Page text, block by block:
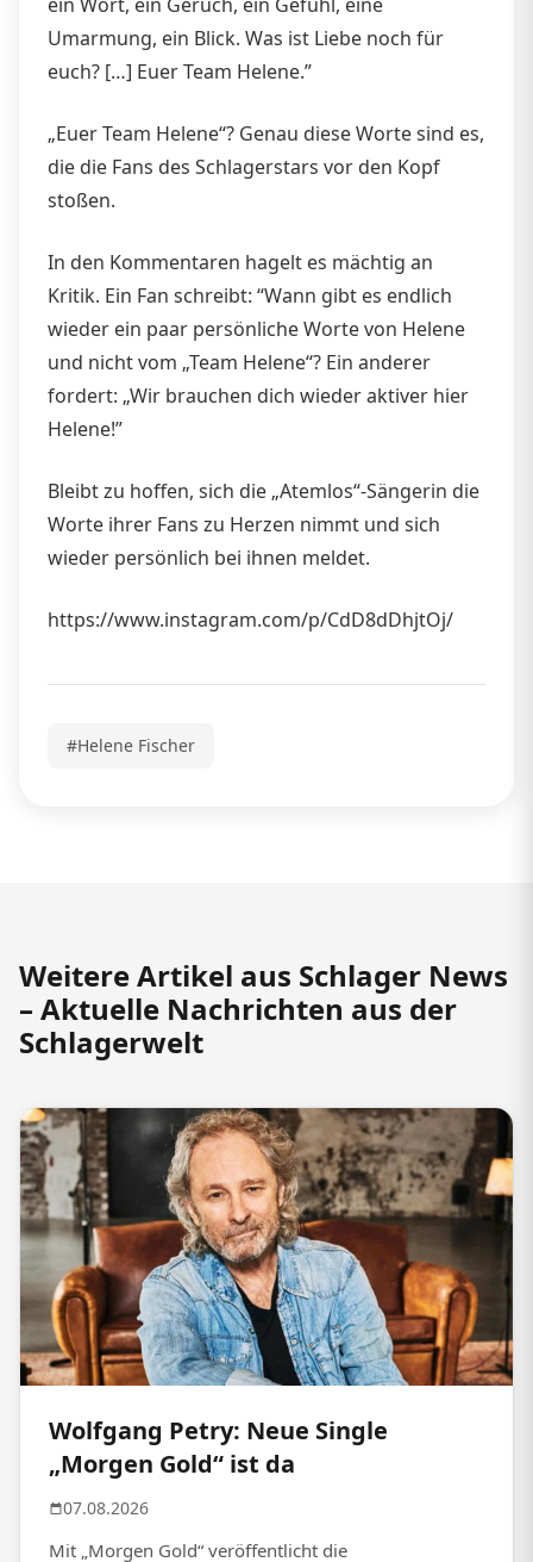
Umarmung, ein Blick. Was ist Liebe noch für
euch? […] Euer Team Helene.”
„Euer Team Helene“? Genau diese Worte sind es,
die die Fans des Schlagerstars vor den Kopf
stoßen.
In den Kommentaren hagelt es mächtig an
Kritik. Ein Fan schreibt: “Wann gibt es endlich
wieder ein paar persönliche Worte von Helene
und nicht vom „Team Helene“? Ein anderer
fordert: „Wir brauchen dich wieder aktiver hier
Helene!”
Bleibt zu hoffen, sich die „Atemlos“-Sängerin die
Worte ihrer Fans zu Herzen nimmt und sich
wieder persönlich bei ihnen meldet.
https://www.instagram.com/p/CdD8dDhjtOj/
#Helene Fischer
Weitere Artikel aus Schlager News
– Aktuelle Nachrichten aus der
Schlagerwelt
Wolfgang Petry: Neue Single
„Morgen Gold“ ist da
07.08.2026
Mit „Morgen Gold“ veröffentlicht die